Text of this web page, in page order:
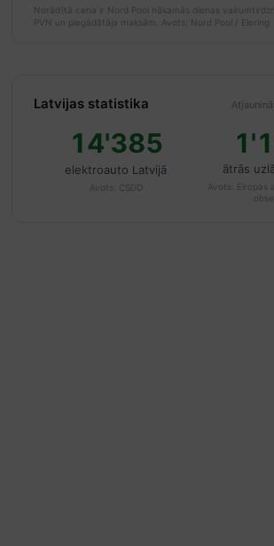
Norādītā cena ir Nord Pool nākamās dienas
PVN un piegādātāja maksām.
Avots: Nord Pool / Elering
Latvijas statistika
14'385
elektroauto Latvijā
Avots: CSDD
ātrās
Avots: Eiropas